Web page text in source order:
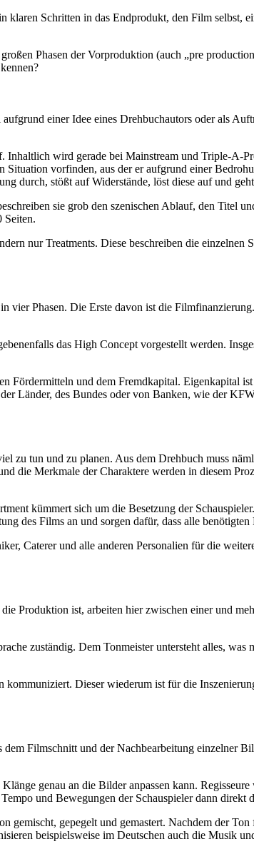
Schritten in das Endprodukt, den Film selbst,
Phasen der Vorproduktion (auch „pre
einer Idee eines Drehbuchautors oder als
wird gerade bei Mainstream und Triple-A-
vorfinden, aus der er aufgrund einer
durch, stößt auf Widerstände, löst diese auf und
sie grob den szenischen Ablauf, den Titel
Seiten.
nur Treatments. Diese beschreiben die
Phasen. Die Erste davon ist die
das High Concept vorgestellt werden.
Fördermitteln und dem Fremdkapital. Eigenkapital
Länder, des Bundes oder von Banken, wie der
zu tun und zu planen. Aus dem Drehbuch muss
die Merkmale der Charaktere werden in diesem
kümmert sich um die Besetzung der
des Films an und sorgen dafür, dass alle
Caterer und alle anderen Personalien für die
Produktion ist, arbeiten hier zwischen einer und
zuständig. Dem Tonmeister untersteht alles,
Dieser wiederum ist für die
Filmschnitt und der Nachbearbeitung einzelner
genau an die Bilder anpassen kann.
und Bewegungen der Schauspieler dann direkt
gepegelt und gemastert. Nachdem der
beispielsweise im Deutschen auch die Musik